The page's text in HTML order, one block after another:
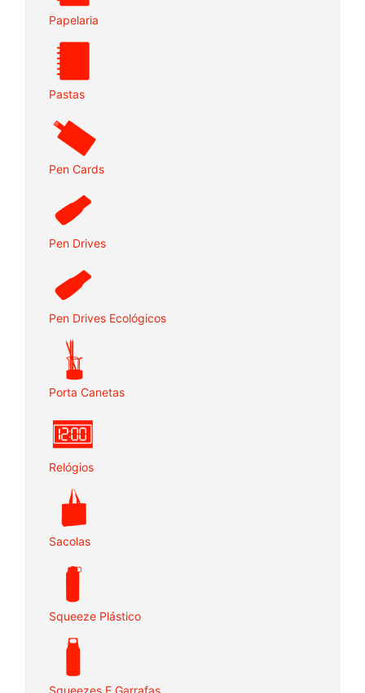
Papelaria
Pastas
Pen Cards
Pen Drives
Pen Drives Ecológicos
Porta Canetas
Relógios
Sacolas
Squeeze Plástico